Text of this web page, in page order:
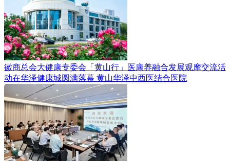
徽商总会大健康专委会「黄山行」医康养融合发展观摩交流活
动在华泽健康城圆满落幕 黄山华泽中西医结合医院